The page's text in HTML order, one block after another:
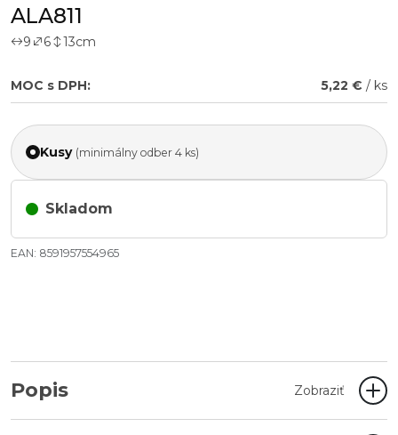
ALA811
9 6 13cm
MOC s DPH: 5,22 € / ks
Kusy (minimálny odber 4 ks)
Skladom
EAN: 8591957554965
Popis Zobraziť